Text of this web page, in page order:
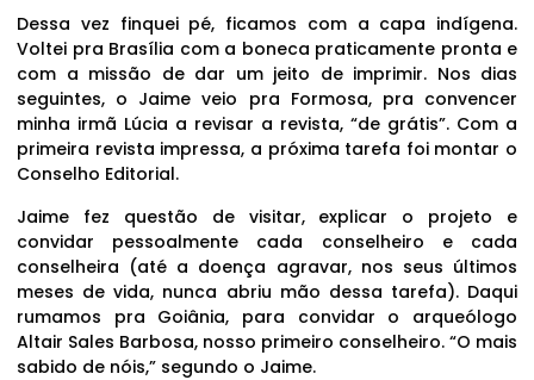
Dessa vez finquei pé, ficamos com a capa indígena.
Voltei pra Brasília com a boneca praticamente pronta e
com a missão de dar um jeito de imprimir. Nos dias
seguintes, o Jaime veio pra Formosa, pra convencer
minha irmã Lúcia a revisar a revista, “de grátis”. Com a
primeira revista impressa, a próxima tarefa foi montar o
Conselho Editorial.
Jaime fez questão de visitar, explicar o projeto e
convidar pessoalmente cada conselheiro e cada
conselheira (até a doença agravar, nos seus últimos
meses de vida, nunca abriu mão dessa tarefa). Daqui
rumamos pra Goiânia, para convidar o arqueólogo
Altair Sales Barbosa, nosso primeiro conselheiro. “O mais
sabido de nóis,” segundo o Jaime.